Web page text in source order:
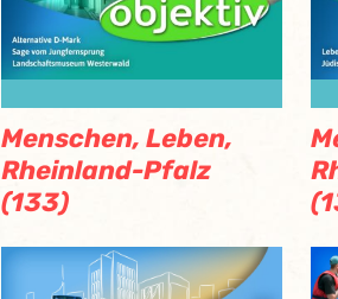
Menschen, Leben,
Rheinland-Pfalz
(133)